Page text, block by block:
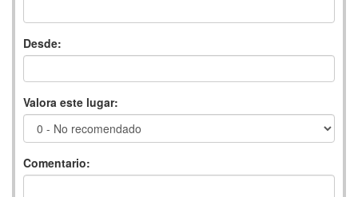
Desde:
Valora este lugar:
Comentario: